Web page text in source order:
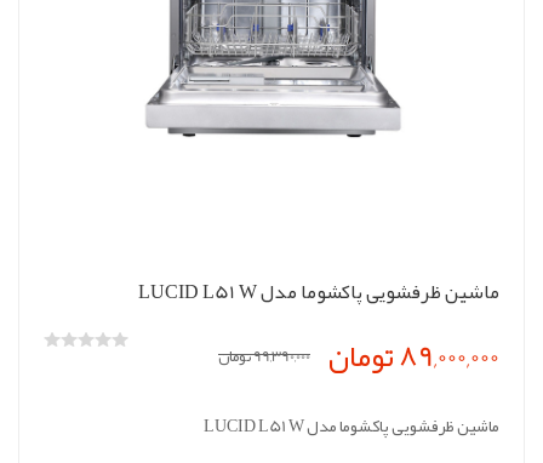
ماشین ظرفشویی پاکشوما مدل LUCID L51 W
89,000,000 تومان 99,390,000 تومان
ماشین ظرفشویی پاکشوما مدل LUCID L51 W